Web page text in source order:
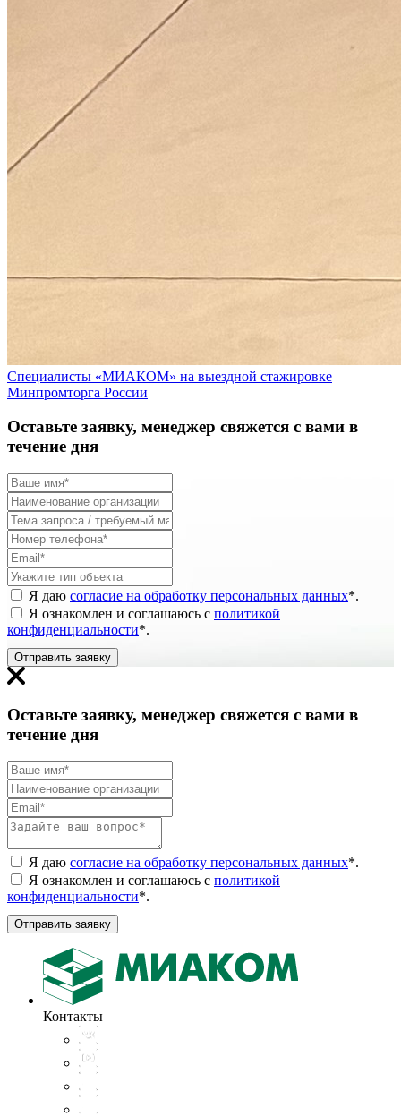
Специалисты «МИАКОМ» на выездной стажировке
Минпромторга России
Оставьте заявку, менеджер свяжется с вами в
течение дня
Я даю согласие на обработку персональных данных*.
Я ознакомлен и соглашаюсь с политикой
конфиденциальности*.
Отправить заявку
Оставьте заявку, менеджер свяжется с вами в
течение дня
Я даю согласие на обработку персональных данных*.
Я ознакомлен и соглашаюсь с политикой
конфиденциальности*.
Отправить заявку
Контакты